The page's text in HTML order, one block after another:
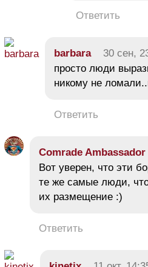
Ответить
barbara 30 сен,
просто люди
никому не
Ответить
Comrade Ambassador
Вот уверен, что эти
те же самые люди,
их размещение :)
Ответить